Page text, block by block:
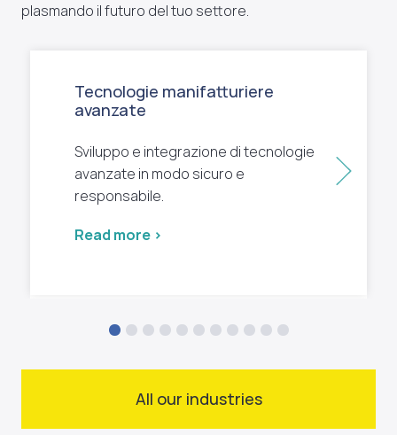
plasmando il futuro del tuo settore.
Tecnologie manifatturiere
avanzate
Sviluppo e integrazione di tecnologie
avanzate in modo sicuro e
responsabile.
Read more >
All our industries